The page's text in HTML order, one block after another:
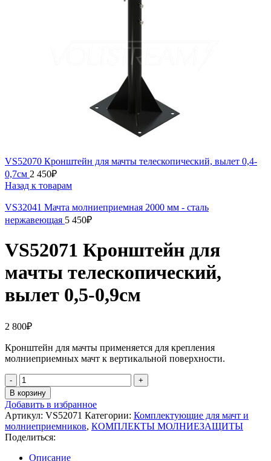
VS52070 Кронштейн для мачты телескопический, вылет 0,4-
0,7см 2 450₽
Назад к товарам
VS32041 Мачта молниеприемная 2000 мм - сталь
нержавеющая 5 450₽
VS52071 Кронштейн для
мачты телескопический,
вылет 0,5-0,9см
2 800₽
Кронштейн для мачты применяется для крепления
молниеприемных мачт к вертикальной поверхности.
Количество
товара
VS52071
Кронштейн
для
мачты
телескопический,
вылет
В корзину
Добавить в избранное
Артикул: VS52071 Категории: Комплектующие для мачт и
молниеприемников, КОМПЛЕКТЫ МОЛНИЕЗАЩИТЫ
Поделиться:
Описание